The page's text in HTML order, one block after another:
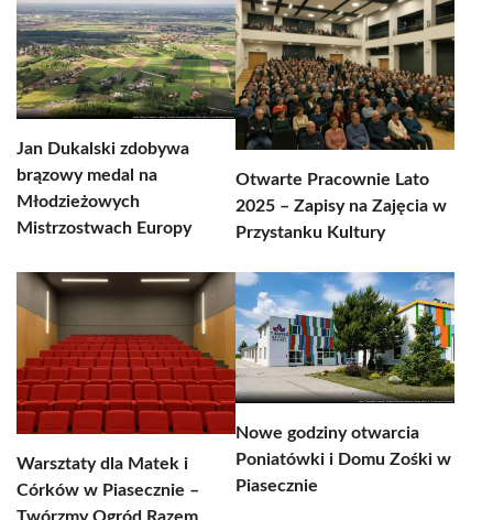
Jan Dukalski zdobywa
brązowy medal na
Młodzieżowych
Mistrzostwach Europy
Otwarte Pracownie Lato
2025 – Zapisy na Zajęcia w
Przystanku Kultury
Warsztaty dla Matek i
Córków w Piasecznie –
Nowe godziny otwarcia
Poniatówki i Domu Zośki w
Piasecznie